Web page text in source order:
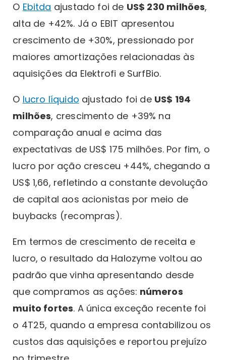
O Ebitda ajustado foi de US$ 230 milhões,
alta de +42%. Já o EBIT apresentou
crescimento de +30%, pressionado por
maiores amortizações relacionadas às
aquisições da Elektrofi e SurfBio.
O lucro líquido ajustado foi de US$ 194
milhões, crescimento de +39% na
comparação anual e acima das
expectativas de US$ 175 milhões. Por fim, o
lucro por ação cresceu +44%, chegando a
US$ 1,66, refletindo a constante devolução
de capital aos acionistas por meio de
buybacks (recompras).
Em termos de crescimento de receita e
lucro, o resultado da Halozyme voltou ao
padrão que vinha apresentando desde
que compramos as ações: números
muito fortes. A única exceção recente foi
o 4T25, quando a empresa contabilizou os
custos das aquisições e reportou prejuízo